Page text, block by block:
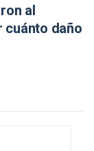
al
cuánto daño